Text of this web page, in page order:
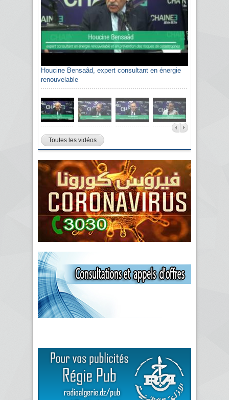
Houcine Bensaâd, expert consultant en énergie
renouvelable
Toutes les vidéos